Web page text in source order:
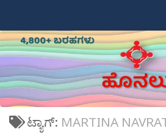
ಟ್ಯಾಗ್: MARTINA